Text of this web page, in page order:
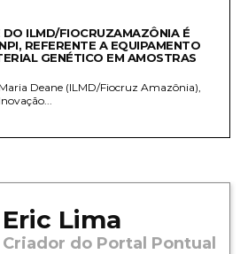
DO ILMD/FIOCRUZAMAZÔNIA É
REFERENTE A EQUIPAMENTO
GENÉTICO EM AMOSTRAS
Deane (ILMD/Fiocruz Amazônia),
Eric Lima
Criador do Portal Pontual